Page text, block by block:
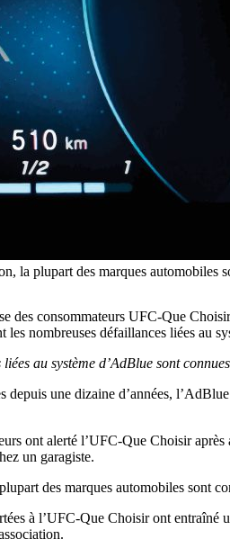
la plupart des marques automobiles
des consommateurs UFC-Que
les nombreuses défaillances liées au
au système d’AdBlue sont
une dizaine d’années,
ont alerté l’UFC-Que Choisir après
un garagiste.
des marques automobiles sont
à l’UFC-Que Choisir ont entraîné